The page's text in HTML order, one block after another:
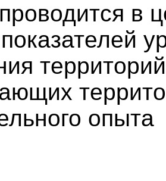
в
опыта